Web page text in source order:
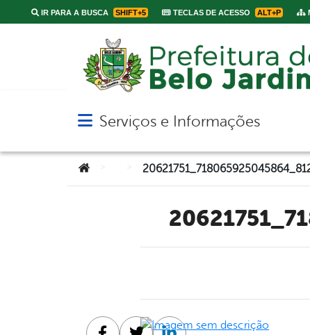
IR PARA A BUSCA SHIFT+5 TECLAS DE ACESSO ALT+P
Abrir menu principal de navegação
Serviços e Informações
Você está aqui: